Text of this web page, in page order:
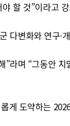
할 것”이라고
다변화와 연구
라며 “그동안
게 도약하는